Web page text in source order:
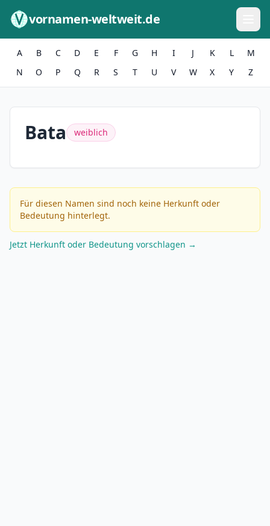
vornamen-weltweit.de
A B C D E F G H I J K L
M
N
O P Q R S T U V W X Y Z
Bata weiblich
Für diesen Namen sind noch keine Herkunft oder
Bedeutung hinterlegt.
Jetzt Herkunft oder Bedeutung vorschlagen →